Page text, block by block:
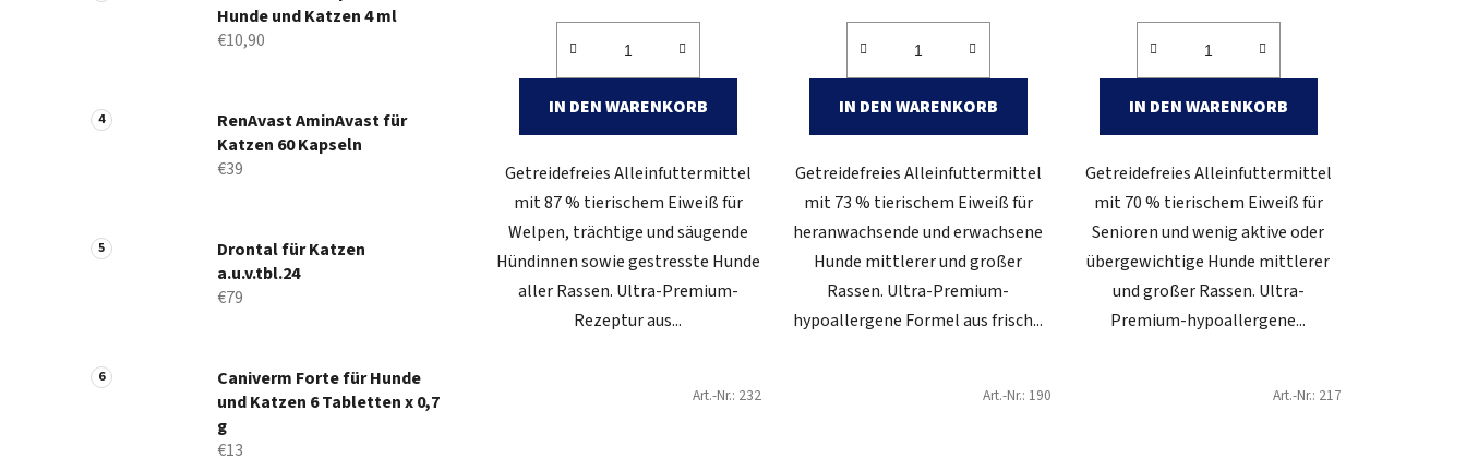
Hunde und Katzen 4 ml
€10,90
RenAvast AminAvast für
Katzen 60 Kapseln
€39
Drontal für Katzen
a.u.v.tbl.24
€79
Caniverm Forte für Hunde
und Katzen 6 Tabletten x 0,7
g
€13
IN DEN WARENKORB
Getreidefreies Alleinfuttermittel
mit 87 % tierischem Eiweiß für
Welpen, trächtige und säugende
Hündinnen sowie gestresste Hunde
aller Rassen. Ultra-Premium-
Rezeptur aus...
IN DEN WARENKORB
Getreidefreies Alleinfuttermittel
mit 73 % tierischem Eiweiß für
heranwachsende und erwachsene
Hunde mittlerer und großer
Rassen. Ultra-Premium-
hypoallergene Formel aus frisch...
IN DEN WARENKORB
Getreidefreies Alleinfuttermittel
mit 70 % tierischem Eiweiß für
Senioren und wenig aktive oder
übergewichtige Hunde mittlerer
und großer Rassen. Ultra-
Premium-hypoallergene...
Art.-Nr.: 232 Art.-Nr.: 190 Art.-Nr.: 217